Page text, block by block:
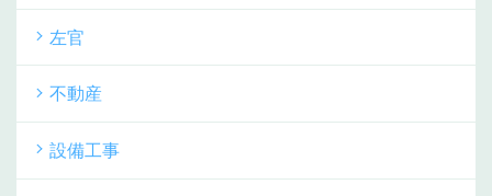
左官
不動産
設備工事